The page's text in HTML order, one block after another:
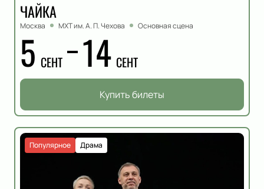
ЧАЙКА
Москва МХТ им. А. П. Чехова Основная сцена
5 СЕНТ 14 СЕНТ
Купить билеты
Драма
Популярное